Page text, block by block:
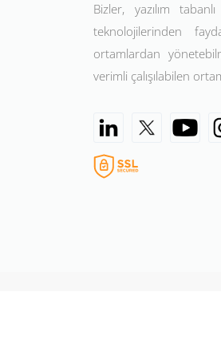
Bizler, yazılım
teknolojilerinden
ortamlardan
verimli çalışılabilen